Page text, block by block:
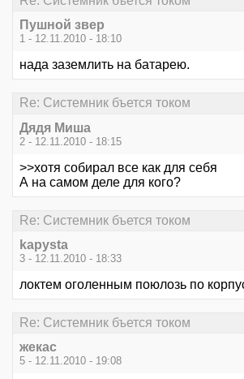
Пушной звер
1 - 12.11.2010 - 18:10
нада заземлить на батарею.
Re: Системник бъется током
Дядя Миша
2 - 12.11.2010 - 18:15
>>хотя собирал все как для себя
А на самом деле для кого?
Re: Системник бъется током
kapysta
3 - 12.11.2010 - 18:33
локтем оголенным поюлозь по
Re: Системник бъется током
жекас
5 - 12.11.2010 - 19:08